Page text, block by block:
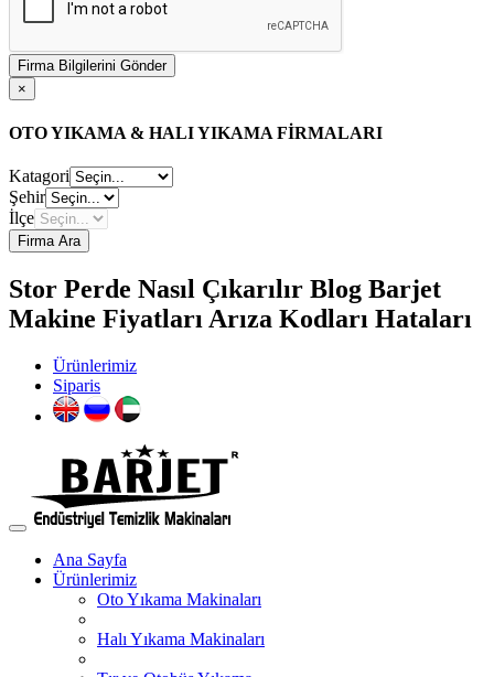
Firma Bilgilerini Gönder
×
OTO YIKAMA & HALI YIKAMA FİRMALARI
Katagori
Şehir
İlçe
Firma Ara
Stor Perde Nasıl Çıkarılır Blog Barjet
Makine Fiyatları Arıza Kodları Hataları
Ürünlerimiz
Siparis
Ana Sayfa
Ürünlerimiz
Oto Yıkama Makinaları
Halı Yıkama Makinaları